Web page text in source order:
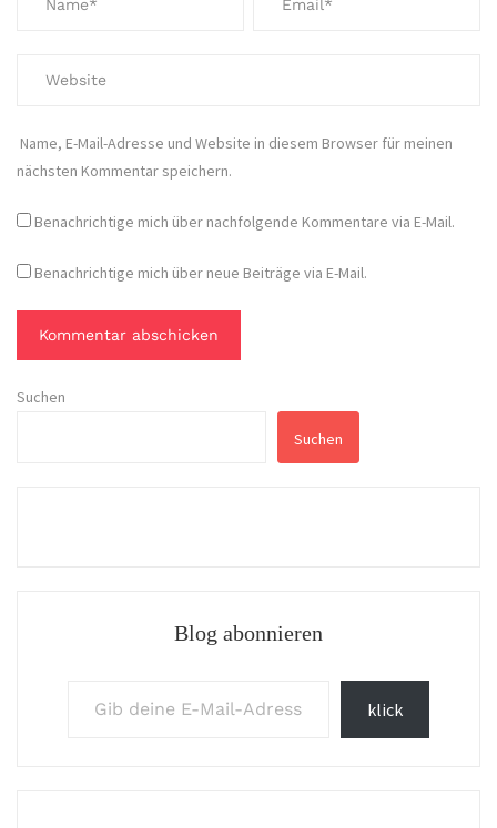
Name, E-Mail-Adresse und Website in diesem Browser für meinen
nächsten Kommentar speichern.
Benachrichtige mich über nachfolgende Kommentare via E-Mail.
Benachrichtige mich über neue Beiträge via E-Mail.
Suchen
Suchen
Blog abonnieren
klick